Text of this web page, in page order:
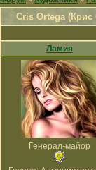
Cris Ortega (Крис
Ламия
Генерал-майор